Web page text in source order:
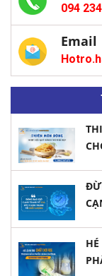
094
Email